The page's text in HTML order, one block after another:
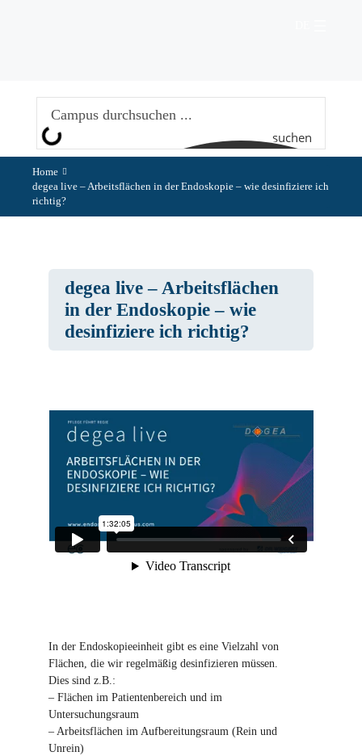
suchen
Home
degea live – Arbeitsflächen in der Endoskopie – wie desinfiziere ich
richtig?
degea live – Arbeitsflächen
in der Endoskopie – wie
desinfiziere ich richtig?
In der Endoskopieeinheit gibt es eine Vielzahl von
Flächen, die wir regelmäßig desinfizieren müssen.
Dies sind z.B.:
– Flächen im Patientenbereich und im
Untersuchungsraum
– Arbeitsflächen im Aufbereitungsraum (Rein und
Unrein)